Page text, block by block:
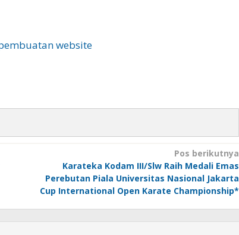
Pos berikutnya
Karateka Kodam III/Slw Raih Medali Emas
Perebutan Piala Universitas Nasional Jakarta
Cup International Open Karate Championship*